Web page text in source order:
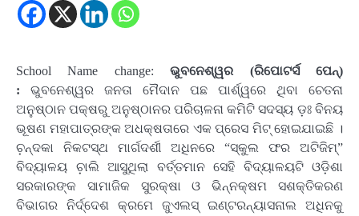
School Name change:ଭୁବନେଶ୍ୱର (ରିପୋଟର୍ସ ପେନ୍‌)
: ଭୁବନେଶ୍ୱର ଜନତା ମୈଦାନ ପଛ ପାର୍ଶ୍ୱରେ ଥିବା ଚେତନା
ଅନୁଷ୍ଠାନ ପକ୍ଷରୁ ଅନୁଷ୍ଠାନର ପରିଚାଳନା କମିଟି ସଦସ୍ୟ ଡ଼ଃ ବିନୟ
ଭୂଷଣ ମହାପାତ୍ରଙ୍କ ଅଧକ୍ଷତାରେ ଏକ ପ୍ରେସ ମିଟ୍ ହୋଇଯାଇଛି ।
ଚ଼ନ୍ଦକା ନିକଟସ୍ଥ ମାର୍ଗଦର୍ଶୀ ଅଧିନରେ “ସ୍କୁଲ ଫର ଅଟିଜିମ୍”
ବିଦ୍ୟାଳୟ ଚ଼ାଲି ଆସୁଥିଲା ବର୍ତ୍ତମାନ ସେହି ବିଦ୍ୟାଳୟଟି ଓଡ଼ିଶା
ସରକାରଙ୍କ ସାମାଜିକ ସୁରକ୍ଷା ଓ ଭିନ୍ନକ୍ଷମ ସଶକ୍ତିକରଣ
ବିଭାଗର ନିର୍ଦ୍ଦେଶ କ୍ରମେ ଜୁଏଲସ୍ ଇଣ୍ଟରନ୍ୟାସନାଲ ଅଧିନକୁ